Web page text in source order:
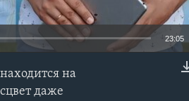
23:05
на
даже